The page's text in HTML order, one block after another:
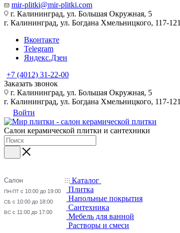
mir-plitki@mir-plitki.com
г. Калининград, ул. Большая Окружная, 5
г. Калининград, ул. Богдана Хмельницкого, 117-121
Вконтакте
Telegram
Яндекс.Дзен
+7 (4012) 31-22-00
Заказать звонок
г. Калининград, ул. Большая Окружная, 5
г. Калининград, ул. Богдана Хмельницкого, 117-121
Войти
Салон керамической плитки и сантехники
Салон
ПН-ПТ с 10:00 до 19:00
СБ с 10:00 до 18:00
ВС с 11:00 до 17:00
Каталог
Плитка
Напольные покрытия
Сантехника
Мебель для ванной
Растворы и смеси